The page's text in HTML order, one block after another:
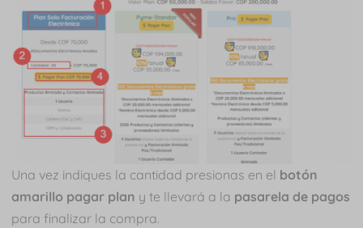
Una vez indiques la cantidad presionas en el botón
amarillo pagar plan y te llevará a la pasarela de pagos
para finalizar la compra.